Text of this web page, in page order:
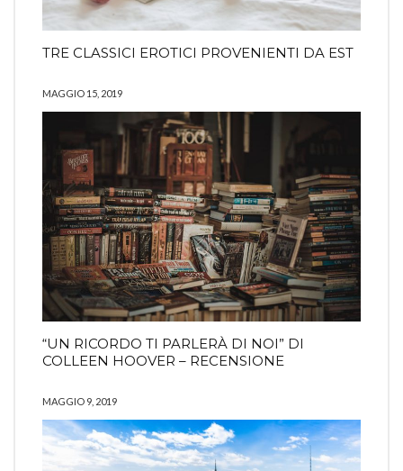
TRE CLASSICI EROTICI PROVENIENTI DA EST
MAGGIO 15, 2019
“UN RICORDO TI PARLERÀ DI NOI” DI
COLLEEN HOOVER – RECENSIONE
MAGGIO 9, 2019